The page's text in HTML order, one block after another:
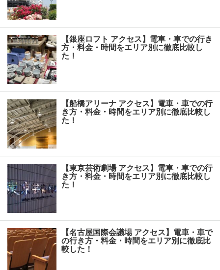
【銀座ロフト アクセス】電車・車での行き
方・料金・時間をエリア別に徹底比較し
た！
【船橋アリーナ アクセス】電車・車での行
き方・料金・時間をエリア別に徹底比較し
た！
【東京芸術劇場 アクセス】電車・車での行
き方・料金・時間をエリア別に徹底比較し
た！
【名古屋国際会議場 アクセス】電車・車で
の行き方・料金・時間をエリア別に徹底比
較した！